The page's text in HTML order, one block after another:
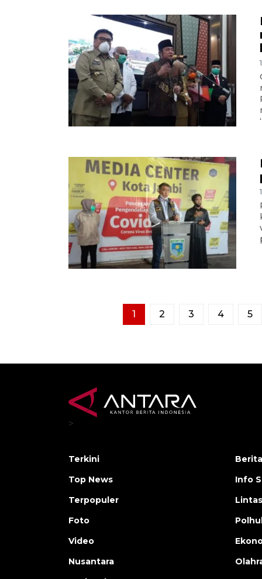
1 2 3 4 5
>
Terkini
Top News
Terpopuler
Foto
Video
Nusantara
Info